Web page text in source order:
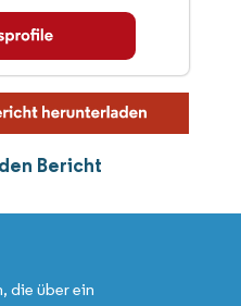
Bericht
die über ein